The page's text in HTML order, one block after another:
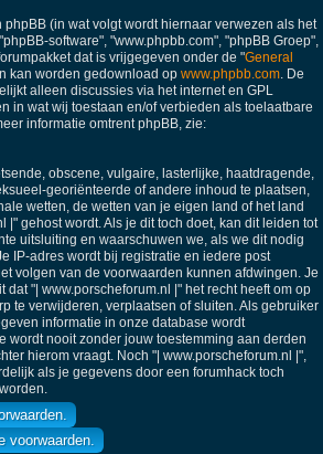
phpBB (in wat volgt wordt hiernaar verwezen als het
software", "www.phpbb.com", "phpBB Groep",
dat is vrijgegeven onder de "General
kan worden gedownload op www.phpbb.com. De
alleen discussies via het internet en GPL
in wat wij toestaan en/of verbieden als toelaatbare
informatie omtrent phpBB, zie:
obscene, vulgaire, lasterlijke, haatdragende,
georiënteerde of andere inhoud te plaatsen,
wetten, de wetten van je eigen land of het land
|" gehost wordt. Als je dit toch doet, kan dit leiden tot
uitsluiting en waarschuwen we, als we dit nodig
IP-adres wordt bij registratie en iedere post
volgen van de voorwaarden kunnen afdwingen. Je
dat "| www.porscheforum.nl |" het recht heeft om op
te verwijderen, verplaatsen of sluiten. Als gebruiker
informatie in onze database wordt
wordt nooit zonder jouw toestemming aan derden
hierom vraagt. Noch "| www.porscheforum.nl |",
als je gegevens door een forumhack toch